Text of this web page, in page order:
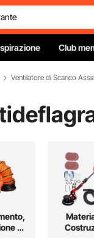
Club
Ventilatore di Scarico
e